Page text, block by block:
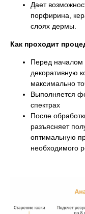
Дает
порфирина,
слоях дермы.
Как проходит
Перед началом
декоративную
максимально
Выполняется
спектрах
После
разъясняет
оптимальную
необходимого